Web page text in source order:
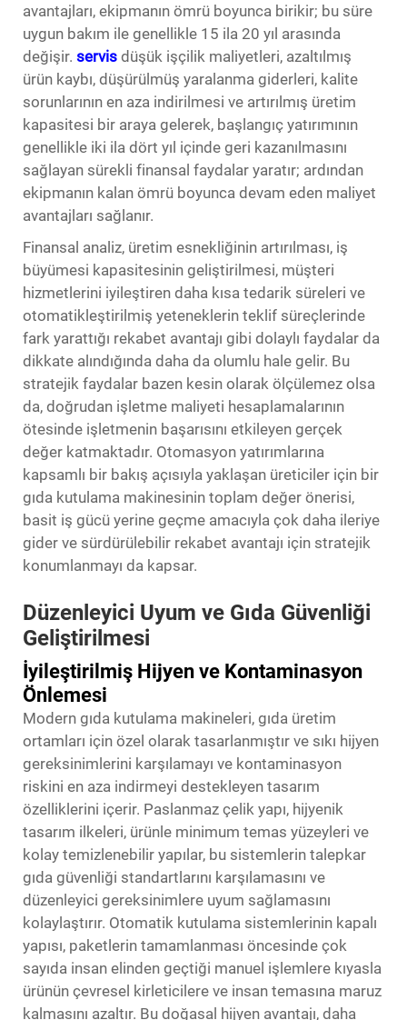
avantajları, ekipmanın ömrü boyunca birikir; bu süre
uygun bakım ile genellikle 15 ila 20 yıl arasında
değişir. servis düşük işçilik maliyetleri, azaltılmış
ürün kaybı, düşürülmüş yaralanma giderleri, kalite
sorunlarının en aza indirilmesi ve artırılmış üretim
kapasitesi bir araya gelerek, başlangıç yatırımının
genellikle iki ila dört yıl içinde geri kazanılmasını
sağlayan sürekli finansal faydalar yaratır; ardından
ekipmanın kalan ömrü boyunca devam eden maliyet
avantajları sağlanır.
Finansal analiz, üretim esnekliğinin artırılması, iş
büyümesi kapasitesinin geliştirilmesi, müşteri
hizmetlerini iyileştiren daha kısa tedarik süreleri ve
otomatikleştirilmiş yeteneklerin teklif süreçlerinde
fark yarattığı rekabet avantajı gibi dolaylı faydalar da
dikkate alındığında daha da olumlu hale gelir. Bu
stratejik faydalar bazen kesin olarak ölçülemez olsa
da, doğrudan işletme maliyeti hesaplamalarının
ötesinde işletmenin başarısını etkileyen gerçek
değer katmaktadır. Otomasyon yatırımlarına
kapsamlı bir bakış açısıyla yaklaşan üreticiler için bir
gıda kutulama makinesinin toplam değer önerisi,
basit iş gücü yerine geçme amacıyla çok daha ileriye
gider ve sürdürülebilir rekabet avantajı için stratejik
konumlanmayı da kapsar.
Düzenleyici Uyum ve Gıda Güvenliği
Geliştirilmesi
İyileştirilmiş Hijyen ve Kontaminasyon
Önlemesi
Modern gıda kutulama makineleri, gıda üretim
ortamları için özel olarak tasarlanmıştır ve sıkı hijyen
gereksinimlerini karşılamayı ve kontaminasyon
riskini en aza indirmeyi destekleyen tasarım
özelliklerini içerir. Paslanmaz çelik yapı, hijyenik
tasarım ilkeleri, ürünle minimum temas yüzeyleri ve
kolay temizlenebilir yapılar, bu sistemlerin talepkar
gıda güvenliği standartlarını karşılamasını ve
düzenleyici gereksinimlere uyum sağlamasını
kolaylaştırır. Otomatik kutulama sistemlerinin kapalı
yapısı, paketlerin tamamlanması öncesinde çok
sayıda insan elinden geçtiği manuel işlemlere kıyasla
ürünün çevresel kirleticilere ve insan temasına maruz
kalmasını azaltır. Bu doğasal hijyen avantajı, daha